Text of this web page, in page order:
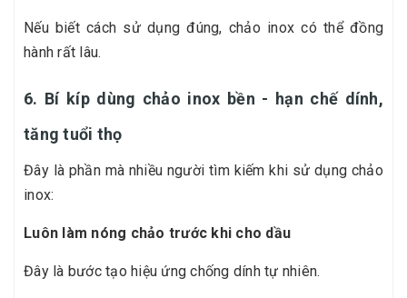
Nếu biết cách sử dụng đúng, chảo inox có thể đồng
hành rất lâu.
6. Bí kíp dùng chảo inox bền - hạn chế dính,
tăng tuổi thọ
Đây là phần mà nhiều người tìm kiếm khi sử dụng chảo
inox:
Luôn làm nóng chảo trước khi cho dầu
Đây là bước tạo hiệu ứng chống dính tự nhiên.